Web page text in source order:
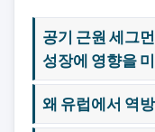
공기 근원 세그
성장에 영향을
왜 유럽에서 역